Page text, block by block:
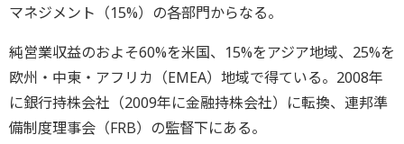
マネジメント（15%）の各部門からなる。
純営業収益のおよそ60%を米国、15%をアジア地域、25%を
欧州・中東・アフリカ（EMEA）地域で得ている。2008年
に銀行持株会社（2009年に金融持株会社）に転換、連邦準
備制度理事会（FRB）の監督下にある。